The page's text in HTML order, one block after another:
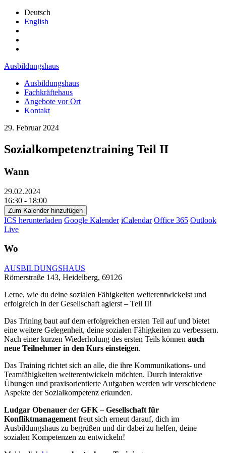
Deutsch
English
Ausbildungshaus
Ausbildungshaus
Fachkräftehaus
Angebote vor Ort
Kontakt
29. Februar 2024
Sozialkompetenztraining Teil II
Wann
29.02.2024
16:30 - 18:00
Zum Kalender hinzufügen
ICS herunterladen Google Kalender iCalendar Office 365 Outlook
Live
Wo
AUSBILDUNGSHAUS
Römerstraße 143, Heidelberg, 69126
Lerne, wie du deine sozialen Fähigkeiten weiterentwickelst und
erfolgreich in der Gesellschaft agierst – Teil II!
Das Trining baut auf dem erfolgreichen ersten Teil auf und bietet
eine weitere Gelegenheit, deine sozialen Fähigkeiten zu verbessern.
Nach einer kurzen Wiederholung des ersten Teils können auch
neue Teilnehmer in den Kurs einsteigen.
Das Training richtet sich an alle, die ihre Kommunikations- und
Teamfähigkeiten weiterentwickeln möchten. Durch interaktive
Übungen und praxisorientierte Aufgaben werden wir verschiedene
Aspekte der Sozialkompetenz erkunden.
Ludgar Obenauer derGFK – Gesellschaft für
Konfliktmanagement freut sich erneut darauf, dich im
Ausbildungshaus zu begrüßen und dir dabei zu helfen, deine
sozialen Kompetenzen zu entwickeln!